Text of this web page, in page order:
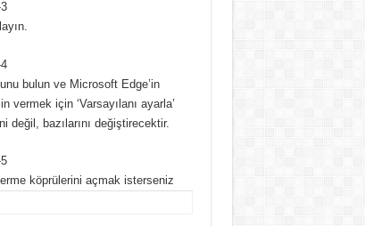
bulun ve Microsoft Edge’in
vermek için ‘Varsayılanı ayarla’
değil, bazılarını değiştirecektir.
köprülerini açmak isterseniz